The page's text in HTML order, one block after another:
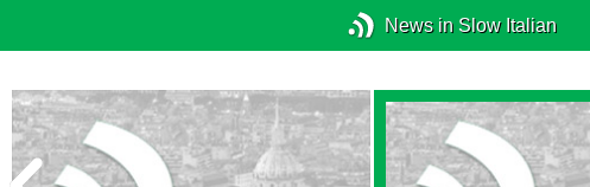
News in Slow Italian